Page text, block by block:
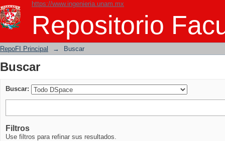
https://www.ingenieria.unam.mx
Repositorio
Buscar
RepoFI Principal → Buscar
Buscar
Buscar:
Filtros
Use filtros para refinar sus resultados.